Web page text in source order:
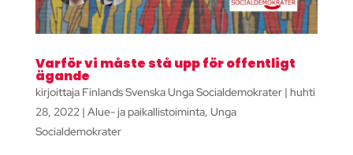
Varför vi måste stå upp för offentligt
ägande
kirjoittaja Finlands Svenska Unga Socialdemokrater| huhti
28, 2022| Alue- ja paikallistoiminta, Unga
Socialdemokrater